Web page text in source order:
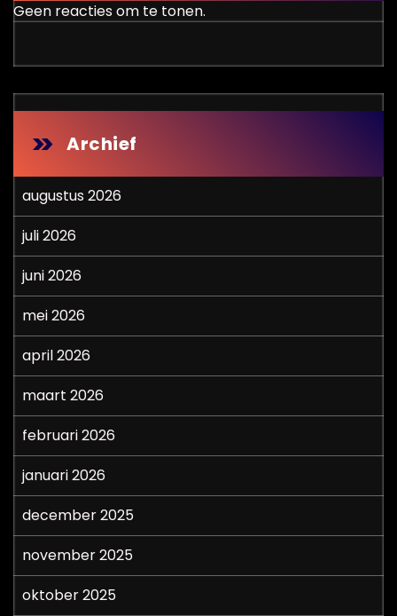
Geen reacties om te tonen.
Archief
augustus 2026
juli 2026
juni 2026
mei 2026
april 2026
maart 2026
februari 2026
januari 2026
december 2025
november 2025
oktober 2025